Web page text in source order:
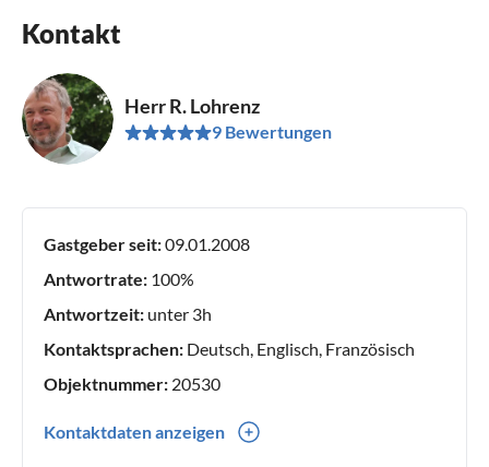
Kontakt
Herr R. Lohrenz
9 Bewertungen
Gastgeber seit:09.01.2008
Antwortrate: 100%
Antwortzeit: unter 3h
Kontaktsprachen: Deutsch, Englisch, Französisch
Objektnummer: 20530
Kontaktdaten anzeigen